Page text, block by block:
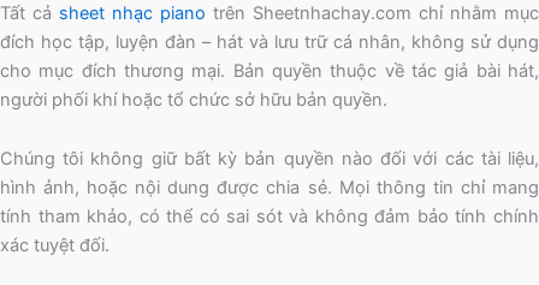
Tất cả sheet nhạc piano trên Sheetnhachay.com chỉ nhằm mục
đích học tập, luyện đàn – hát và lưu trữ cá nhân, không sử dụng
cho mục đích thương mại. Bản quyền thuộc về tác giả bài hát,
người phối khí hoặc tổ chức sở hữu bản quyền.
Chúng tôi không giữ bất kỳ bản quyền nào đối với các tài liệu,
hình ảnh, hoặc nội dung được chia sẻ. Mọi thông tin chỉ mang
tính tham khảo, có thể có sai sót và không đảm bảo tính chính
xác tuyệt đối.